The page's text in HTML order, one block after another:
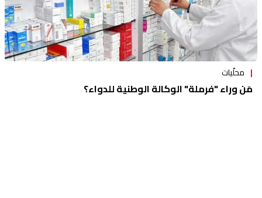
محلّيات
مَن وراء "فرملة" الوكالة الوطنية للدواء؟